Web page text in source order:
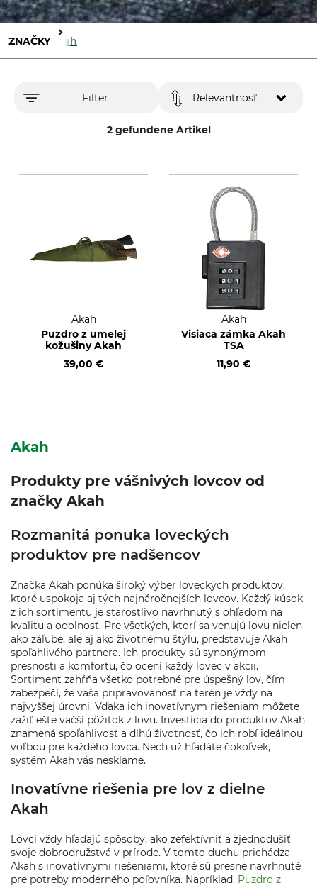
ZNAČKY Akah
Filter
2 gefundene Artikel
Relevantnosť
Akah
Puzdro z umelej
kožušiny Akah
39,00 €
Akah
Visiaca zámka Akah
TSA
11,90 €
Akah
Produkty pre vášnivých lovcov od
značky Akah
Rozmanitá ponuka loveckých
produktov pre nadšencov
Značka Akah ponúka široký výber loveckých produktov,
ktoré uspokoja aj tých najnáročnejších lovcov. Každý kúsok
z ich sortimentu je starostlivo navrhnutý s ohľadom na
kvalitu a odolnosť. Pre všetkých, ktorí sa venujú lovu nielen
ako záľube, ale aj ako životnému štýlu, predstavuje Akah
spoľahlivého partnera. Ich produkty sú synonýmom
presnosti a komfortu, čo ocení každý lovec v akcii.
Sortiment zahŕňa všetko potrebné pre úspešný lov, čím
zabezpečí, že vaša pripravovanosť na terén je vždy na
najvyššej úrovni. Vďaka ich inovatívnym riešeniam môžete
zažiť ešte väčší pôžitok z lovu. Investícia do produktov Akah
znamená spoľahlivosť a dlhú životnosť, čo ich robí ideálnou
voľbou pre každého lovca. Nech už hľadáte čokoľvek,
systém Akah vás nesklame.
Inovatívne riešenia pre lov z dielne
Akah
Lovci vždy hľadajú spôsoby, ako zefektívniť a zjednodušiť
svoje dobrodružstvá v prírode. V tomto duchu prichádza
Akah s inovatívnymi riešeniami, ktoré sú presne navrhnuté
pre potreby moderného poľovníka. Napríklad, Puzdro z